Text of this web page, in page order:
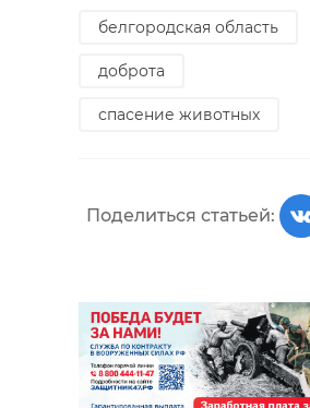
белгородская область
доброта
спасение животных
Поделиться статьей: